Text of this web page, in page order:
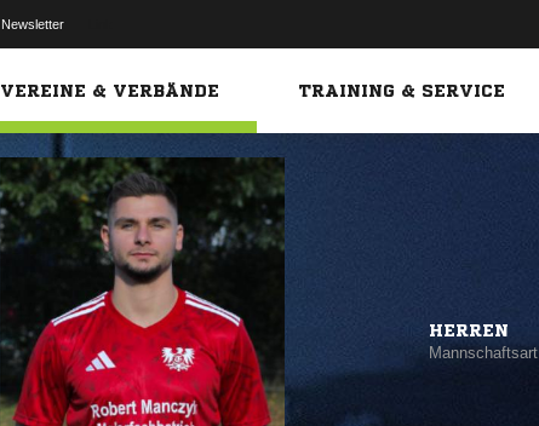
Newsletter
VEREINE & VERBÄNDE TRAINING & SERVICE
HERREN
Mannschaftsart